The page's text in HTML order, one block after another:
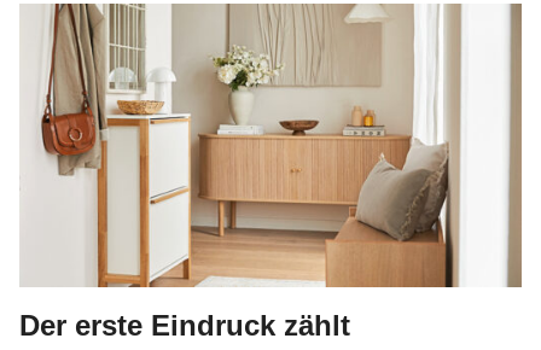
Der erste Eindruck zählt